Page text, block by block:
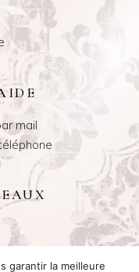
mail
garantir la meilleure